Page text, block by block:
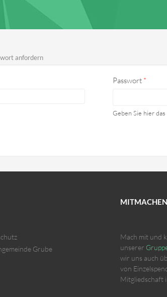
anfordern
Passwort *
Geben Sie hier
Grube
MITMACHEN
Mach mit und
unserer
wir uns auch
von
Mitgliedschaft